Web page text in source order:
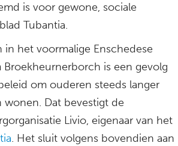
is voor gewone, sociale
Tubantia.
in het voormalige Enschedese
is een gevolg
om ouderen steeds langer
wonen. Dat bevestigt de
Livio, eigenaar van het
. Het sluit volgens bovendien aan